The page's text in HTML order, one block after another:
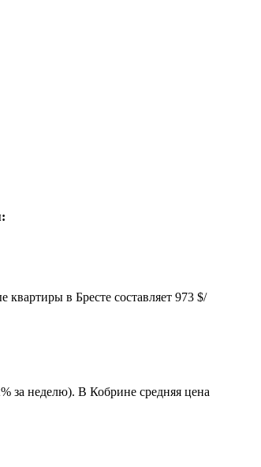
в Бресте составляет 973 $/
за неделю). В Кобрине средняя цена